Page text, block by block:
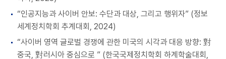
“인공지능과 사이버 안보: 수단과 대상, 그리고 행위자” (정보
세계정치학회 추계대회, 2024)
“사이버 영역 글로벌 경쟁에 관한 미국의 시각과 대응 방향: 對
중국, 對러시아 중심으로 ” (한국국제정치학회 하계학술대회,